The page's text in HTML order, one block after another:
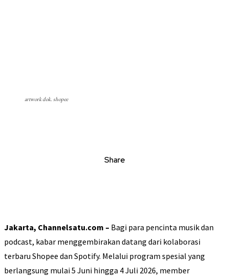
artwork dok. shopee
Share
Jakarta, Channelsatu.com – Bagi para pencinta musik dan
podcast, kabar menggembirakan datang dari kolaborasi
terbaru Shopee dan Spotify. Melalui program spesial yang
berlangsung mulai 5 Juni hingga 4 Juli 2026, member